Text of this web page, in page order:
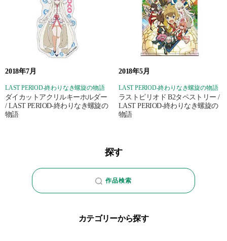
2018年7月
LAST PERIOD‐終わりなき螺旋の物語
ダイカットアクリルキーホルダー
/ LAST PERIOD‐終わりなき螺旋の
物語
2018年5月
LAST PERIOD‐終わりなき螺旋の物語
ラストピリオド B2タペストリー /
LAST PERIOD‐終わりなき螺旋の
物語
探す
作品検索
カテゴリーから探す